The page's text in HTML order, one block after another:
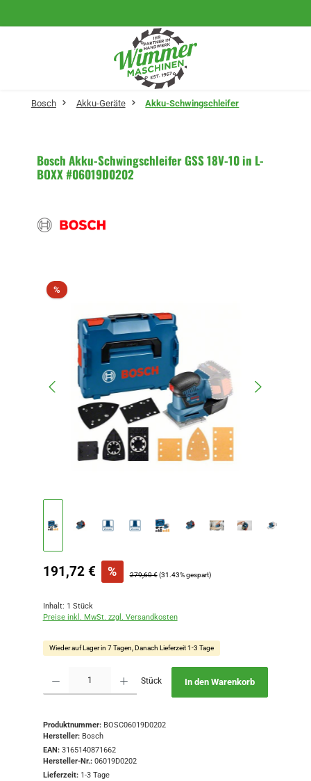
Bosch Akku-Geräte Akku-Schwingschleifer
Bosch Akku-Schwingschleifer GSS 18V-10 in L-
BOXX #06019D0202
%Rabatt
Verkaufspreis:
191,72 € % Regulärer Preis:
279,60 € (31.43% gespart)
Inhalt: 1 Stück
Preise inkl. MwSt. zzgl. Versandkosten
Wieder auf Lager in 7 Tagen, Danach Lieferzeit 1-3 Tage
Stück In den Warenkorb
Produktnummer: BOSC06019D0202
Hersteller: Bosch
EAN: 3165140871662
Hersteller-Nr.: 06019D0202
Lieferzeit: 1-3 Tage